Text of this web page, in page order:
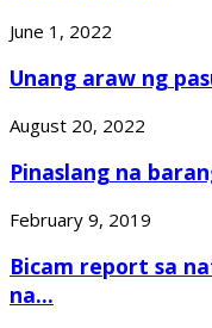
June 1, 2022
Unang araw ng
August 20, 2022
Pinaslang na
February 9, 2019
Bicam report sa
na...